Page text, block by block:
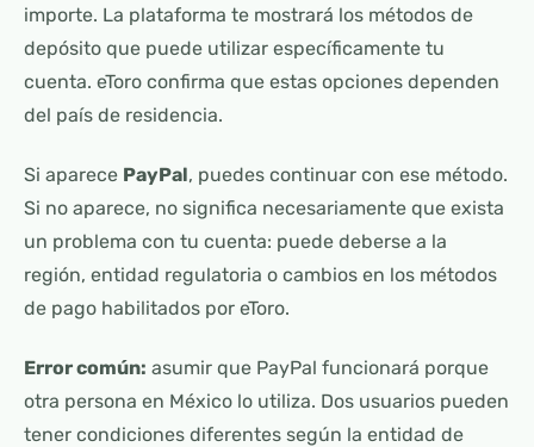
importe. La plataforma te mostrará los métodos de
depósito que puede utilizar específicamente tu
cuenta. eToro confirma que estas opciones dependen
del país de residencia.
Si aparece PayPal, puedes continuar con ese método.
Si no aparece, no significa necesariamente que exista
un problema con tu cuenta: puede deberse a la
región, entidad regulatoria o cambios en los métodos
de pago habilitados por eToro.
Error común: asumir que PayPal funcionará porque
otra persona en México lo utiliza. Dos usuarios pueden
tener condiciones diferentes según la entidad de